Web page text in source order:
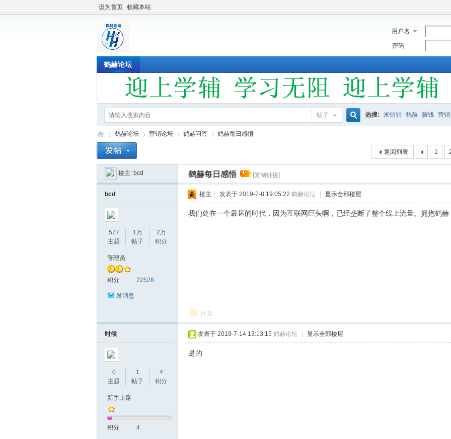
设为首页 收藏本站
用户名
密码
鹤赫论坛
帖子 热搜: 米销销 鹤赫 赚钱 营销
»
鹤赫论坛
›
营销论坛 鹤赫问答
›
鹤赫每日感悟
1
返回列表
楼主: bcd 鹤赫每日感悟 [复制链接]
bcd
577
主题
1万
帖子
2万
积分
管理员
积分 22528
发消息
楼主 发表于 2019-7-8 19:05:22 鹤赫论坛 显示全部楼层
我们处在一个最坏的时代，因为互联网巨头啊，已经垄断了整个线上流量。拥抱鹤赫
回复
时候
0
主题
1
帖子
4
积分
新手上路
积分 4
发表于 2019-7-14 13:13:15 鹤赫论坛 显示全部楼层
是的